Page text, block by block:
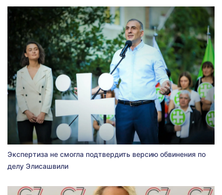
Экспертиза не смогла подтвердить версию обвинения по
делу Элисашвили